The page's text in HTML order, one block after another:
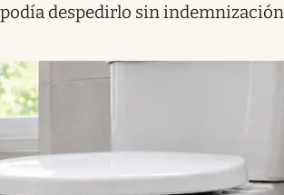
podía despedirlo sin indemnización